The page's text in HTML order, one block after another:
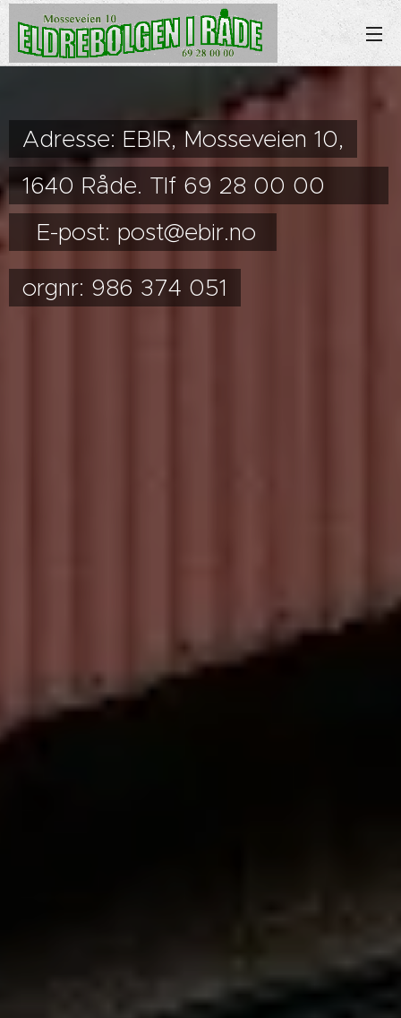
Adresse: EBIR, Mosseveien 10,
1640 Råde. Tlf 69 28 00 00
E-post: post@ebir.no
orgnr: 986 374 051